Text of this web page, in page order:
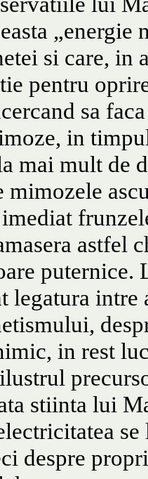
„energie
si care, in
pentru
sa
in
mai mult de
mimozele
astfel
puternice.
legatura intre
in rest
stiinta lui
despre